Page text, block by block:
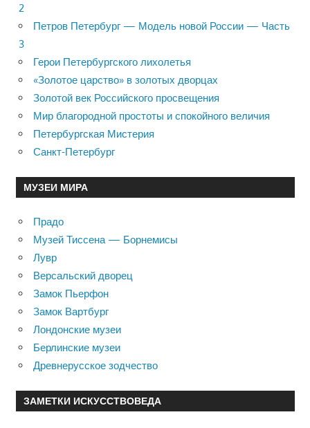
2
Петров Петербург — Модель новой России — Часть
3
Герои Петербургского лихолетья
«Золотое царство» в золотых дворцах
Золотой век Российского просвещения
Мир благородной простоты и спокойного величия
Петербургская Мистерия
Санкт-Петербург
МУЗЕИ МИРА
Прадо
Музей Тиссена — Борнемисы
Лувр
Версальский дворец
Замок Пьерфон
Замок Вартбург
Лондонские музеи
Берлинские музеи
Древнерусское зодчество
ЗАМЕТКИ ИСКУССТВОВЕДА